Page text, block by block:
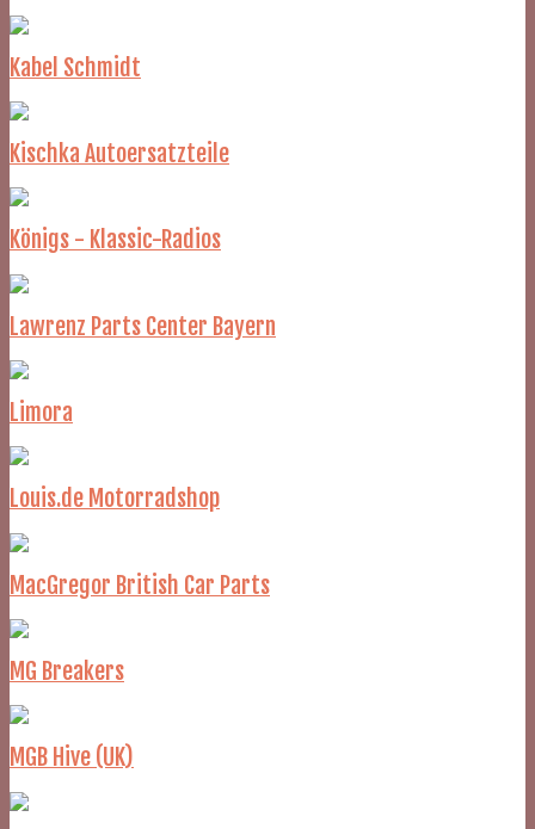
Kabel Schmidt
Kischka Autoersatzteile
Königs - Klassic-Radios
Lawrenz Parts Center Bayern
Limora
Louis.de Motorradshop
MacGregor British Car Parts
MG Breakers
MGB Hive (UK)